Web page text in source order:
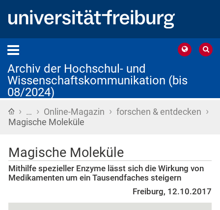
Archiv der Hochschul- und
Wissenschaftskommunikation (bis
08/2024)
Startseite
› … › Online-Magazin › forschen & entdecken ›
Magische Moleküle
Magische Moleküle
Mithilfe spezieller Enzyme lässt sich die Wirkung von
Medikamenten um ein Tausendfaches steigern
Freiburg, 12.10.2017